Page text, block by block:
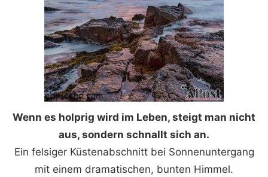
Wenn es holprig wird im Leben, steigt man nicht
aus, sondern schnallt sich an.
Ein felsiger Küstenabschnitt bei Sonnenuntergang
mit einem dramatischen, bunten Himmel.